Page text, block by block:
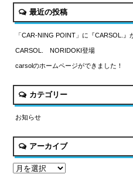
最近の投稿
「CAR-NING POINT」に『CARSOL.』
CARSOL. NORIDOKI登場
carsolのホームページができました！
カテゴリー
お知らせ
アーカイブ